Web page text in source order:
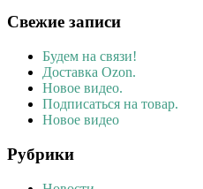
Свежие записи
Будем на связи!
Доставка Ozon.
Новое видео.
Подписаться на товар.
Новое видео
Рубрики